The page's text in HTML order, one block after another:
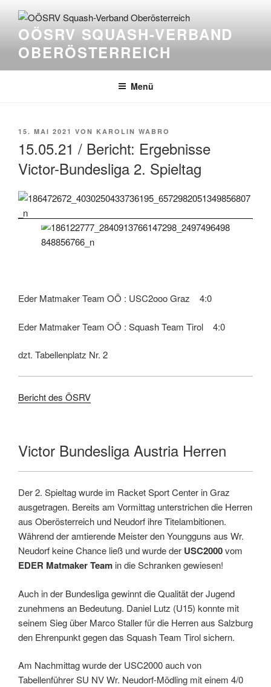
Inhalt
springenOÖSRV SQUASH-VERBAND
OBERÖSTERREICH
Menü
VERÖFFENTLICHT
15. MAI 2021 VON KAROLIN WABRO
15.05.21 / Bericht: Ergebnisse
Victor-Bundesliga 2. Spieltag
Eder Matmaker Team OÖ : USC2ooo Graz 4:0
Eder Matmaker Team OÖ : Squash Team Tirol 4:0
dzt. Tabellenplatz Nr. 2
Bericht des ÖSRV
Victor Bundesliga Austria Herren
Der 2. Spieltag wurde im Racket Sport Center in Graz
ausgetragen. Bereits am Vormittag unterstrichen die Herren
aus Oberösterreich und Neudorf ihre Titelambitionen.
Während der amtierende Meister den Youngguns aus Wr.
Neudorf keine Chance ließ und wurde der USC2000vom
EDER Matmaker Team in die Schranken gewiesen!
Auch in der Bundesliga gewinnt die Qualität der Jugend
zunehmens an Bedeutung. Daniel Lutz (U15) konnte mit
seinem Sieg über Marco Staller für die Herren aus Salzburg
den Ehrenpunkt gegen das Squash Team Tirol sichern.
Am Nachmittag wurde der USC2000 auch von
Tabellenführer SU NV Wr. Neudorf-Mödling mit einem 4/0